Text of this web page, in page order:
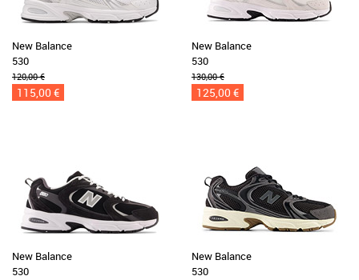
New Balance
530
120,00 €
115,00 €
New Balance
530
130,00 €
125,00 €
New Balance
530
New Balance
530